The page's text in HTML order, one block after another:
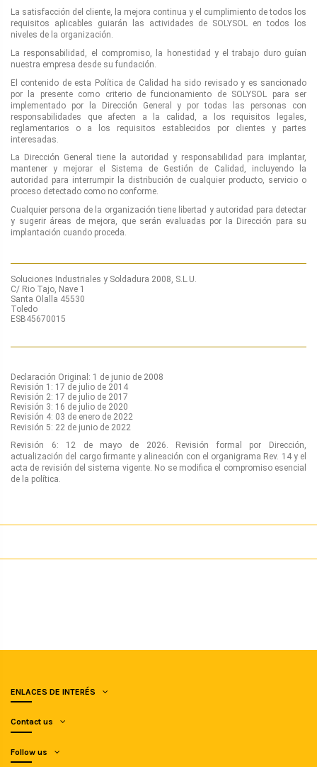
La satisfacción del cliente, la mejora continua y el cumplimiento de todos los
requisitos aplicables guiarán las actividades de SOLYSOL en todos los
niveles de la organización.
La responsabilidad, el compromiso, la honestidad y el trabajo duro guían
nuestra empresa desde su fundación.
El contenido de esta Política de Calidad ha sido revisado y es sancionado
por la presente como criterio de funcionamiento de SOLYSOL para ser
implementado por la Dirección General y por todas las personas con
responsabilidades que afecten a la calidad, a los requisitos legales,
reglamentarios o a los requisitos establecidos por clientes y partes
interesadas.
La Dirección General tiene la autoridad y responsabilidad para implantar,
mantener y mejorar el Sistema de Gestión de Calidad, incluyendo la
autoridad para interrumpir la distribución de cualquier producto, servicio o
proceso detectado como no conforme.
Cualquier persona de la organización tiene libertad y autoridad para detectar
y sugerir áreas de mejora, que serán evaluadas por la Dirección para su
implantación cuando proceda.
Soluciones Industriales y Soldadura 2008, S.L.U.
C/ Rio Tajo, Nave 1
Santa Olalla 45530
Toledo
ESB45670015
Declaración Original: 1 de junio de 2008
Revisión 1: 17 de julio de 2014
Revisión 2: 17 de julio de 2017
Revisión 3: 16 de julio de 2020
Revisión 4: 03 de enero de 2022
Revisión 5: 22 de junio de 2022
Revisión 6: 12 de mayo de 2026. Revisión formal por Dirección,
actualización del cargo firmante y alineación con el organigrama Rev. 14 y el
acta de revisión del sistema vigente. No se modifica el compromiso esencial
de la política.
ENLACES DE INTERÉS
Contact us
Follow us